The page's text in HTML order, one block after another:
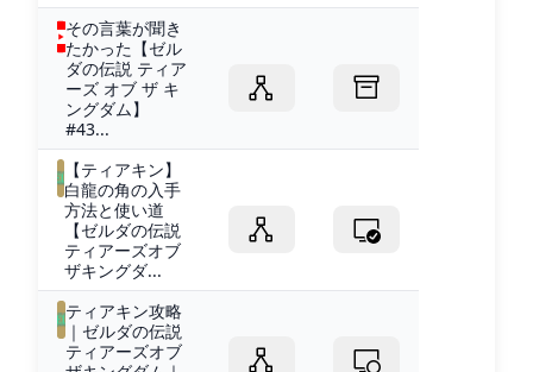
その言葉が聞き
たかった【ゼル
ダの伝説 ティア
ーズ オブ ザ キ
ングダム】
#43...
【ティアキン】
白龍の角の入手
方法と使い道
【ゼルダの伝説
ティアーズオブ
ザキングダ...
ティアキン攻略
｜ゼルダの伝説
ティアーズオブ